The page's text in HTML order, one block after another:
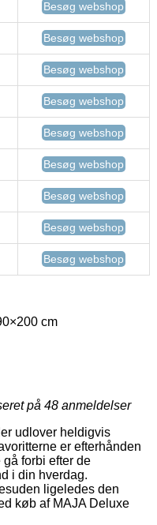
Besøg webshop
Besøg webshop
Besøg webshop
Besøg webshop
Besøg webshop
Besøg webshop
Besøg webshop
Besøg webshop
Besøg webshop
cm
på 48 anmeldelser
udlover heldigvis
er efterhånden
forbi efter de
i din hverdag.
ligeledes den
køb af MAJA Deluxe